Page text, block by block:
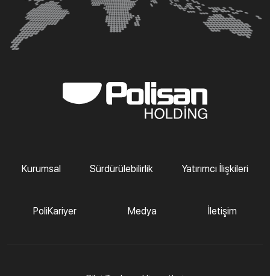
Kurumsal Sürdürülebilirlik Yatırımcı İlişkileri
PoliKariyer Medya İletişim